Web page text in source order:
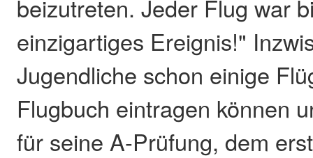
beizutreten. Jeder Flug war
einzigartiges Ereignis!"
Jugendliche schon einige
Flugbuch eintragen können
für seine A-Prüfung, dem